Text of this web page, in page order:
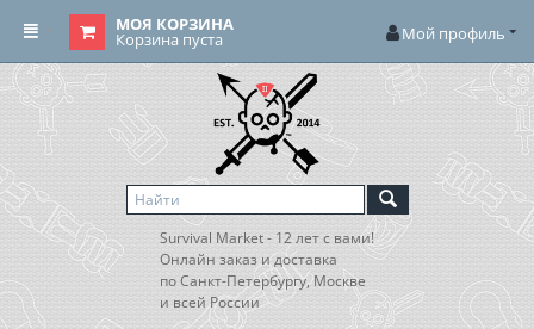
МОЯ КОРЗИНА
Корзина пуста Мой профиль
Survival Market - 12 лет с вами!
Онлайн заказ и доставка
по Санкт-Петербургу, Москве
и всей России